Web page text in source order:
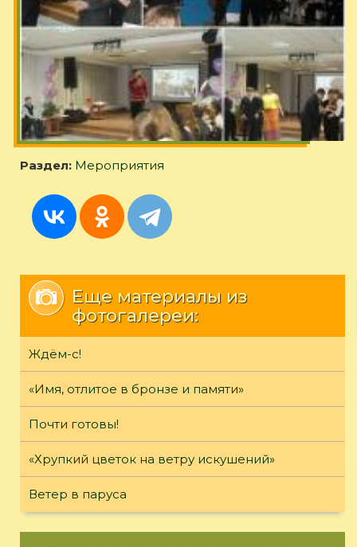
Раздел: Мероприятия
Еще материалы из
фотогалереи:
Ждём-с!
«Имя, отлитое в бронзе и памяти»
Почти готовы!
«Хрупкий цветок на ветру искушений»
Ветер в паруса